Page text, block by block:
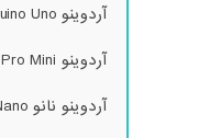
آردوینو Arduino Uno
آردوینو Pro Mini
آردوینو نانو Nano